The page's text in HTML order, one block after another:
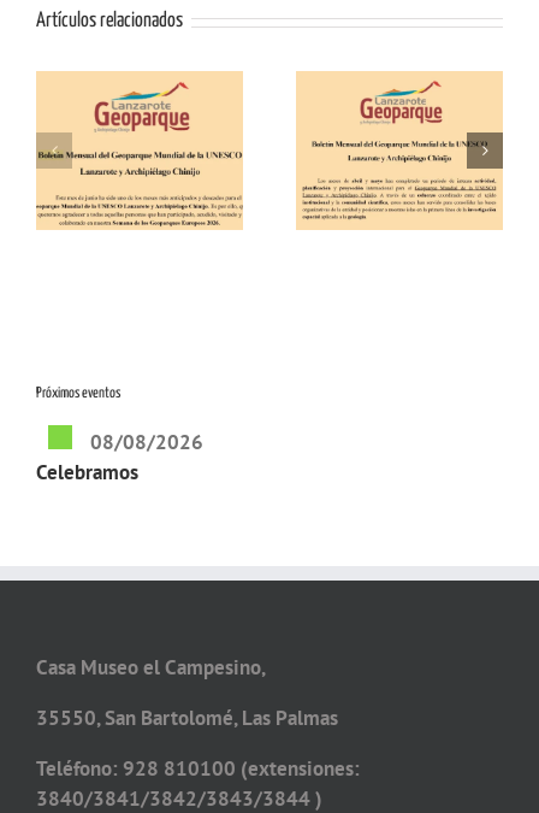
Artículos relacionados
Boletín Abril y Mayo Boletín Marzo 2026
Próximos eventos
08/08/2026
Celebramos
Casa Museo el Campesino,
35550, San Bartolomé, Las Palmas
Teléfono: 928 810100 (extensiones:
3840/3841/3842/3843/3844 )